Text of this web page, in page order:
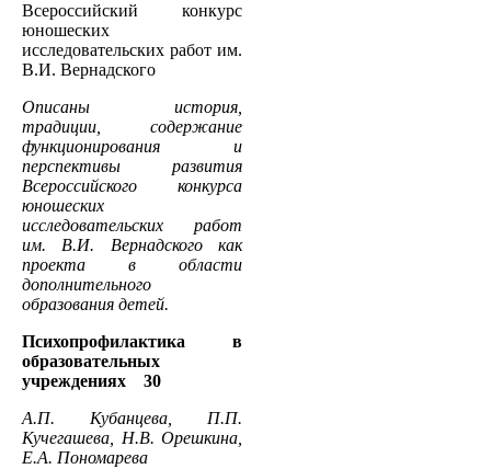
Всероссийский конкурс
юношеских
исследовательских работ им.
В.И. Вернадского
Описаны история,
традиции, содержание
функционирования и
перспективы развития
Всероссийского конкурса
юношеских
исследовательских работ
им. В.И. Вернадского как
проекта в области
дополнительного
образования детей.
Психопрофилактика в
образовательных
учреждениях 30
А.П. Кубанцева, П.П.
Кучегашева, Н.В. Орешкина,
Е.А. Пономарева